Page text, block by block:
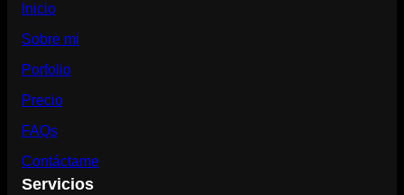
Inicio
Sobre mi
Porfolio
Precio
FAQs
Contáctame
Servicios